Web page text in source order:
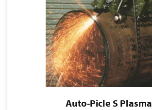
Auto-Picle S Plasma